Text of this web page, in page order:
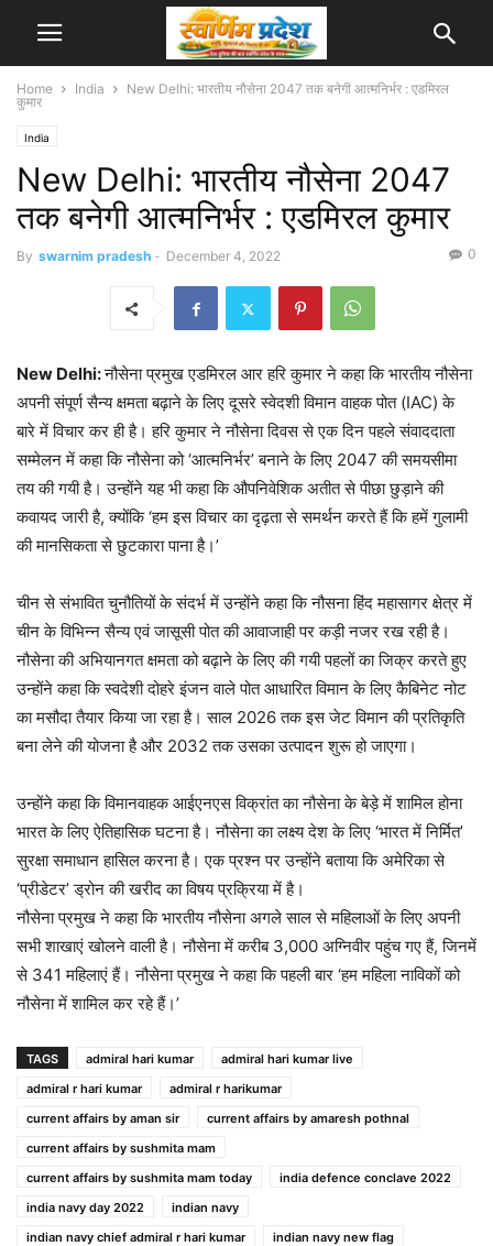
Home India
New Delhi: भारतीय नौसेना 2047 तक बनेगी आत्मनिर्भर : एडमिरल
कुमार
India
New Delhi: भारतीय नौसेना 2047
तक बनेगी आत्मनिर्भर : एडमिरल कुमार
By swarnim pradesh - December 4, 2022 0
New Delhi:नौसेना प्रमुख एडमिरल आर हरि कुमार ने कहा कि भारतीय नौसेना
अपनी संपूर्ण सैन्य क्षमता बढ़ाने के लिए दूसरे स्वेदशी विमान वाहक पोत (IAC) के
बारे में विचार कर ही है। हरि कुमार ने नौसेना दिवस से एक दिन पहले संवाददाता
सम्मेलन में कहा कि नौसेना को ‘आत्मनिर्भर’ बनाने के लिए 2047 की समयसीमा
तय की गयी है। उन्होंने यह भी कहा कि औपनिवेशिक अतीत से पीछा छुड़ाने की
कवायद जारी है, क्योंकि ‘हम इस विचार का दृढ़ता से समर्थन करते हैं कि हमें गुलामी
की मानसिकता से छुटकारा पाना है।’
चीन से संभावित चुनौतियों के संदर्भ में उन्होंने कहा कि नौसना हिंद महासागर क्षेत्र में
चीन के विभिन्न सैन्य एवं जासूसी पोत की आवाजाही पर कड़ी नजर रख रही है।
नौसेना की अभियानगत क्षमता को बढ़ाने के लिए की गयी पहलों का जिक्र करते हुए
उन्होंने कहा कि स्वदेशी दोहरे इंजन वाले पोत आधारित विमान के लिए कैबिनेट नोट
का मसौदा तैयार किया जा रहा है। साल 2026 तक इस जेट विमान की प्रतिकृति
बना लेने की योजना है और 2032 तक उसका उत्पादन शुरू हो जाएगा।
उन्होंने कहा कि विमानवाहक आईएनएस विक्रांत का नौसेना के बेड़े में शामिल होना
भारत के लिए ऐतिहासिक घटना है। नौसेना का लक्ष्य देश के लिए ‘भारत में निर्मित’
सुरक्षा समाधान हासिल करना है। एक प्रश्न पर उन्होंने बताया कि अमेरिका से
‘प्रीडेटर’ ड्रोन की खरीद का विषय प्रक्रिया में है।
नौसेना प्रमुख ने कहा कि भारतीय नौसेना अगले साल से महिलाओं के लिए अपनी
सभी शाखाएं खोलने वाली है। नौसेना में करीब 3,000 अग्निवीर पहुंच गए हैं, जिनमें
से 341 महिलाएं हैं। नौसेना प्रमुख ने कहा कि पहली बार ‘हम महिला नाविकों को
नौसेना में शामिल कर रहे हैं।’
TAGS admiral hari kumar
admiral hari kumar live
admiral r hari kumar
admiral r harikumar
current affairs by aman sir
current affairs by amaresh pothnal
current affairs by sushmita mam
current affairs by sushmita mam today
india defence conclave 2022
india navy day 2022
indian navy
indian navy chief admiral r hari kumar
indian navy new flag